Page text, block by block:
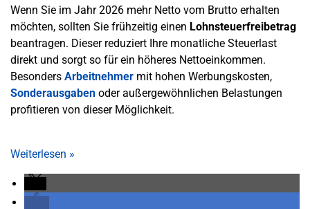
Wenn Sie im Jahr 2026 mehr Netto vom Brutto erhalten
möchten, sollten Sie frühzeitig einen Lohnsteuerfreibetrag
beantragen. Dieser reduziert Ihre monatliche Steuerlast
direkt und sorgt so für ein höheres Nettoeinkommen.
Besonders Arbeitnehmer mit hohen Werbungskosten,
Sonderausgaben oder außergewöhnlichen Belastungen
profitieren von dieser Möglichkeit.
Weiterlesen »